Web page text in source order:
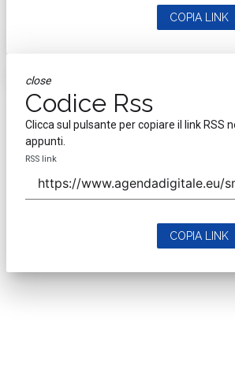
COPIA LINK
close
Codice Rss
Clicca sul pulsante per copiare il link RSS
appunti.
RSS link
COPIA LINK